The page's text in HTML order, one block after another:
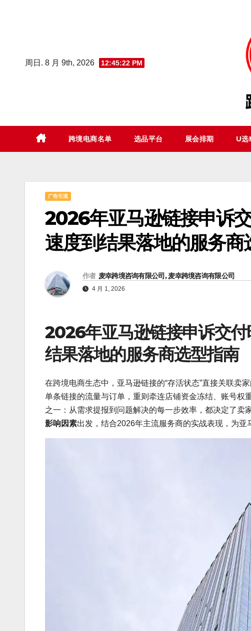
周日. 8 月 9th, 2026 12:45:23 PM
跨境电商名单 选品平台 展会排期 U
广告引流
2026年亚马逊链接申诉
速度到结果落地的服务商
作者 麦幸跨境咨询有限公司, 麦幸跨境咨询有限公司
4 月 1, 2026
2026年亚马逊链接申诉交
结果落地的服务商选型指南
在跨境电商生态中，亚马逊链接的“存活状态”直接关联
单条链接的流量与订单，重则牵连店铺资金冻结、账号权
之一：从需求提报到问题解决的每一步效率，都决定了卖
影响因素出发，结合2026年主流服务商的实战表现，为亚